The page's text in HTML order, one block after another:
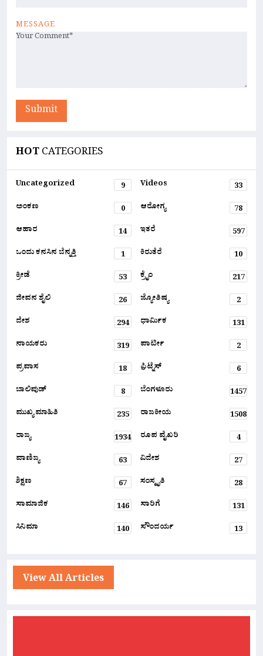
MESSAGE
Submit
HOTCATEGORIES
Uncategorized 9 Videos
33
ಅಂಕಣ
0 ಆರೋಗ್ಯ
78
ಆಹಾರ
14 ಇತರೆ
597
ಒಂದು ಕನಸಿನ ಬೆನ್ನತ್ತಿ
1 ಕಿರುತೆರೆ
10
ಕ್ರೀಡೆ
53 ಕ್ರೈಂ
217
ಜೀವನ ಶೈಲಿ
26 ಜ್ಯೋತಿಷ್ಯ
2
ದೇಶ
294 ಧಾರ್ಮಿಕ
131
ನಾಯಕರು
319 ಪಾರ್ಟೀ
2
ಪ್ರವಾಸ
18 ಫ಼ಿಟ್ನೆಸ್
6
ಬಾಲಿವುಡ್
8 ಬೆಂಗಳೂರು
1457
ಮುಖ್ಯ ಮಾಹಿತಿ
235 ರಾಜಕೀಯ
1508
ರಾಜ್ಯ
1934 ರೂಪ ವೈಖರಿ
4
ವಾಣಿಜ್ಯ
63 ವಿದೇಶ
27
ಶಿಕ್ಷಣ
67 ಸಂಸ್ಕೃತಿ
28
ಸಾಮಾಜಿಕ
146 ಸಾರಿಗೆ
131
ಸಿನಿಮಾ
140 ಸೌಂದರ್ಯ 13
View All Articles